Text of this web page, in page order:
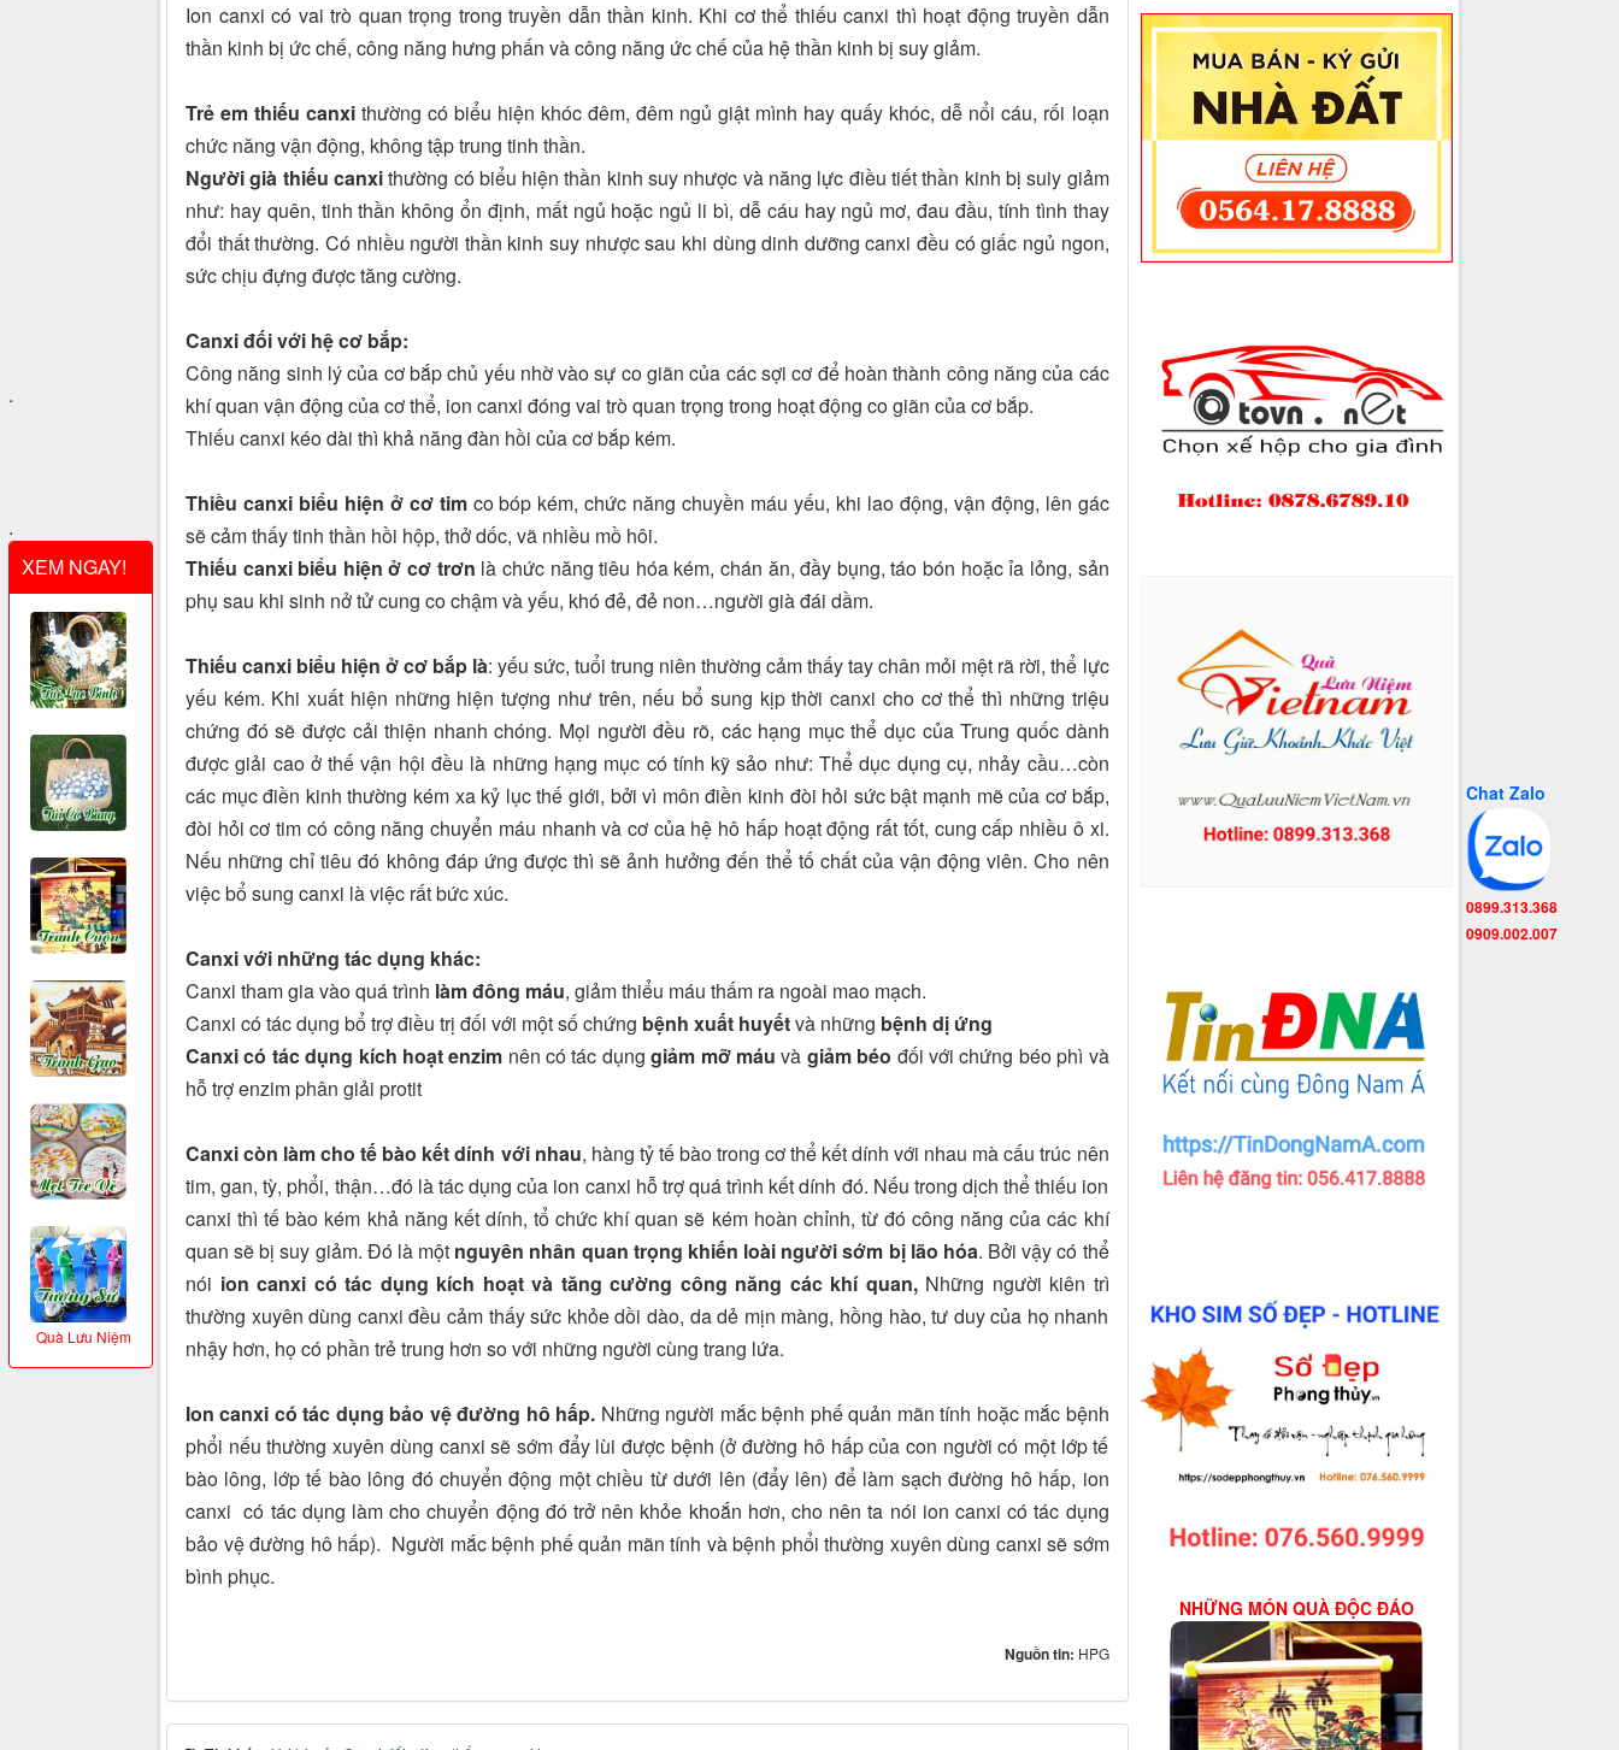
Ion canxi có vai trò quan trọng trong truyền dẫn thần kinh. Khi cơ thể thiếu canxi thì hoạt động truyền dẫn
thần kinh bị ức chế, công năng hưng phấn và công năng ức chế của hệ thần kinh bị suy giảm.
Trẻ em thiếu canxithường có biểu hiện khóc đêm, đêm ngủ giật mình hay quấy khóc, dễ nổi cáu, rối loạn
chức năng vận động, không tập trung tinh thần.
Người già thiếu canxithường có biểu hiện thần kinh suy nhược và năng lực điều tiết thần kinh bị suiy giảm
như: hay quên, tinh thần không ổn định, mất ngủ hoặc ngủ li bì, dễ cáu hay ngủ mơ, đau đầu, tính tình thay
đổi thất thường. Có nhiều người thần kinh suy nhược sau khi dùng dinh dưỡng canxi đều có giấc ngủ ngon,
sức chịu đựng được tăng cường.
Canxi đối với hệ cơ bắp:
Công năng sinh lý của cơ bắp chủ yếu nhờ vào sự co giãn của các sợi cơ để hoàn thành công năng của các
khí quan vận động của cơ thể, ion canxi đóng vai trò quan trọng trong hoạt động co giãn của cơ bắp.
Thiếu canxi kéo dài thì khả năng đàn hồi của cơ bắp kém.
Thiều canxi biểu hiện ở cơ timco bóp kém, chức năng chuyền máu yếu, khi lao động, vận động, lên gác
sẽ cảm thấy tinh thần hồi hộp, thở dốc, vã nhiều mồ hôi.
Thiếu canxi biểu hiện ở cơ trơn là chức năng tiêu hóa kém, chán ăn, đầy bụng, táo bón hoặc ỉa lỏng, sản
phụ sau khi sinh nở tử cung co chậm và yếu, khó đẻ, đẻ non…người già đái dầm.
Thiếu canxi biểu hiện ở cơ bắp là: yếu sức, tuổi trung niên thường cảm thấy tay chân mỏi mệt rã rời, thể lực
yếu kém. Khi xuất hiện những hiện tượng như trên, nếu bổ sung kịp thời canxi cho cơ thể thì những triệu
chứng đó sẽ được cải thiện nhanh chóng. Mọi người đều rõ, các hạng mục thể dục của Trung quốc dành
được giải cao ở thế vận hội đều là những hạng mục có tính kỹ sảo như: Thể dục dụng cụ, nhảy cầu…còn
các mục điền kinh thường kém xa kỷ lục thế giới, bởi vì môn điền kinh đòi hỏi sức bật mạnh mẽ của cơ bắp,
đòi hỏi cơ tim có công năng chuyển máu nhanh và cơ của hệ hô hấp hoạt động rất tốt, cung cấp nhiều ô xi.
Nếu những chỉ tiêu đó không đáp ứng được thì sẽ ảnh hưởng đến thể tố chất của vận động viên. Cho nên
việc bổ sung canxi là việc rất bức xúc.
Canxi với những tác dụng khác:
Canxi tham gia vào quá trình làm đông máu, giảm thiểu máu thấm ra ngoài mao mạch.
Canxi có tác dụng bổ trợ điều trị đối với một số chứng bệnh xuất huyếtvà những bệnh dị ứng
Canxi có tác dụng kích hoạt enzim nên có tác dụnggiảm mỡ máu và giảm béo đối với chứng béo phì và
hỗ trợ enzim phân giải protit
Canxi còn làm cho tế bào kết dính với nhau, hàng tỷ tế bào trong cơ thể kết dính với nhau mà cấu trúc nên
tim, gan, tỳ, phổi, thận…đó là tác dụng của ion canxi hỗ trợ quá trình kết dính đó. Nếu trong dịch thể thiếu ion
canxi thì tế bào kém khả năng kết dính, tổ chức khí quan sẽ kém hoàn chỉnh, từ đó công năng của các khí
quan sẽ bị suy giảm. Đó là một nguyên nhân quan trọng khiến loài người sớm bị lão hóa. Bởi vậy có thể
nói ion canxi có tác dụng kích hoạt và tăng cường công năng các khí quan,Những người kiên trì
thường xuyên dùng canxi đều cảm thấy sức khỏe dồi dào, da dẻ mịn màng, hồng hào, tư duy của họ nhanh
nhậy hơn, họ có phần trẻ trung hơn so với những người cùng trang lứa.
Ion canxi có tác dụng bảo vệ đường hô hấp. Những người mắc bệnh phế quản mãn tính hoặc mắc bệnh
phổi nếu thường xuyên dùng canxi sẽ sớm đẩy lùi được bệnh (ở đường hô hấp của con người có một lớp tế
bào lông, lớp tế bào lông đó chuyển động một chiều từ dưới lên (đẩy lên) để làm sạch đường hô hấp, ion
canxi có tác dụng làm cho chuyển động đó trở nên khỏe khoắn hơn, cho nên ta nói ion canxi có tác dụng
bảo vệ đường hô hấp). Người mắc bệnh phế quản mãn tính và bệnh phổi thường xuyên dùng canxi sẽ sớm
bình phục.
Nguồn tin: HPG
NHỮNG MÓN QUÀ ĐỘC ĐÁO
.
.
XEM NGAY!
Quà Lưu Niệm
Chat Zalo
0899.313.368
0909.002.007